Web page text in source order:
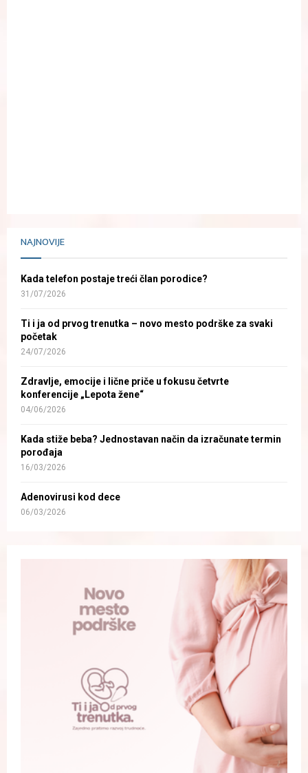
NAJNOVIJE
Kada telefon postaje treći član porodice?
31/07/2026
Ti i ja od prvog trenutka – novo mesto podrške za svaki
početak
24/07/2026
Zdravlje, emocije i lične priče u fokusu četvrte
konferencije „Lepota žene“
04/06/2026
Kada stiže beba? Jednostavan način da izračunate termin
porođaja
16/03/2026
Adenovirusi kod dece
06/03/2026